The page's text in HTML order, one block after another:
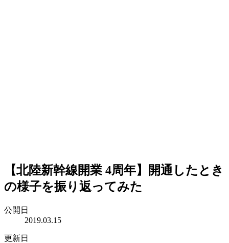
【北陸新幹線開業 4周年】開通したとき
の様子を振り返ってみた
公開日
2019.03.15
更新日